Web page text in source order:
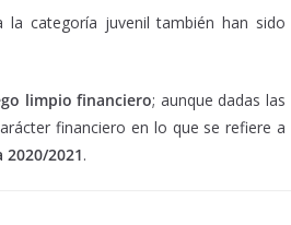
la categoría juvenil también han sido
limpio financiero; aunque dadas las
financiero en lo que se refiere a
2021.